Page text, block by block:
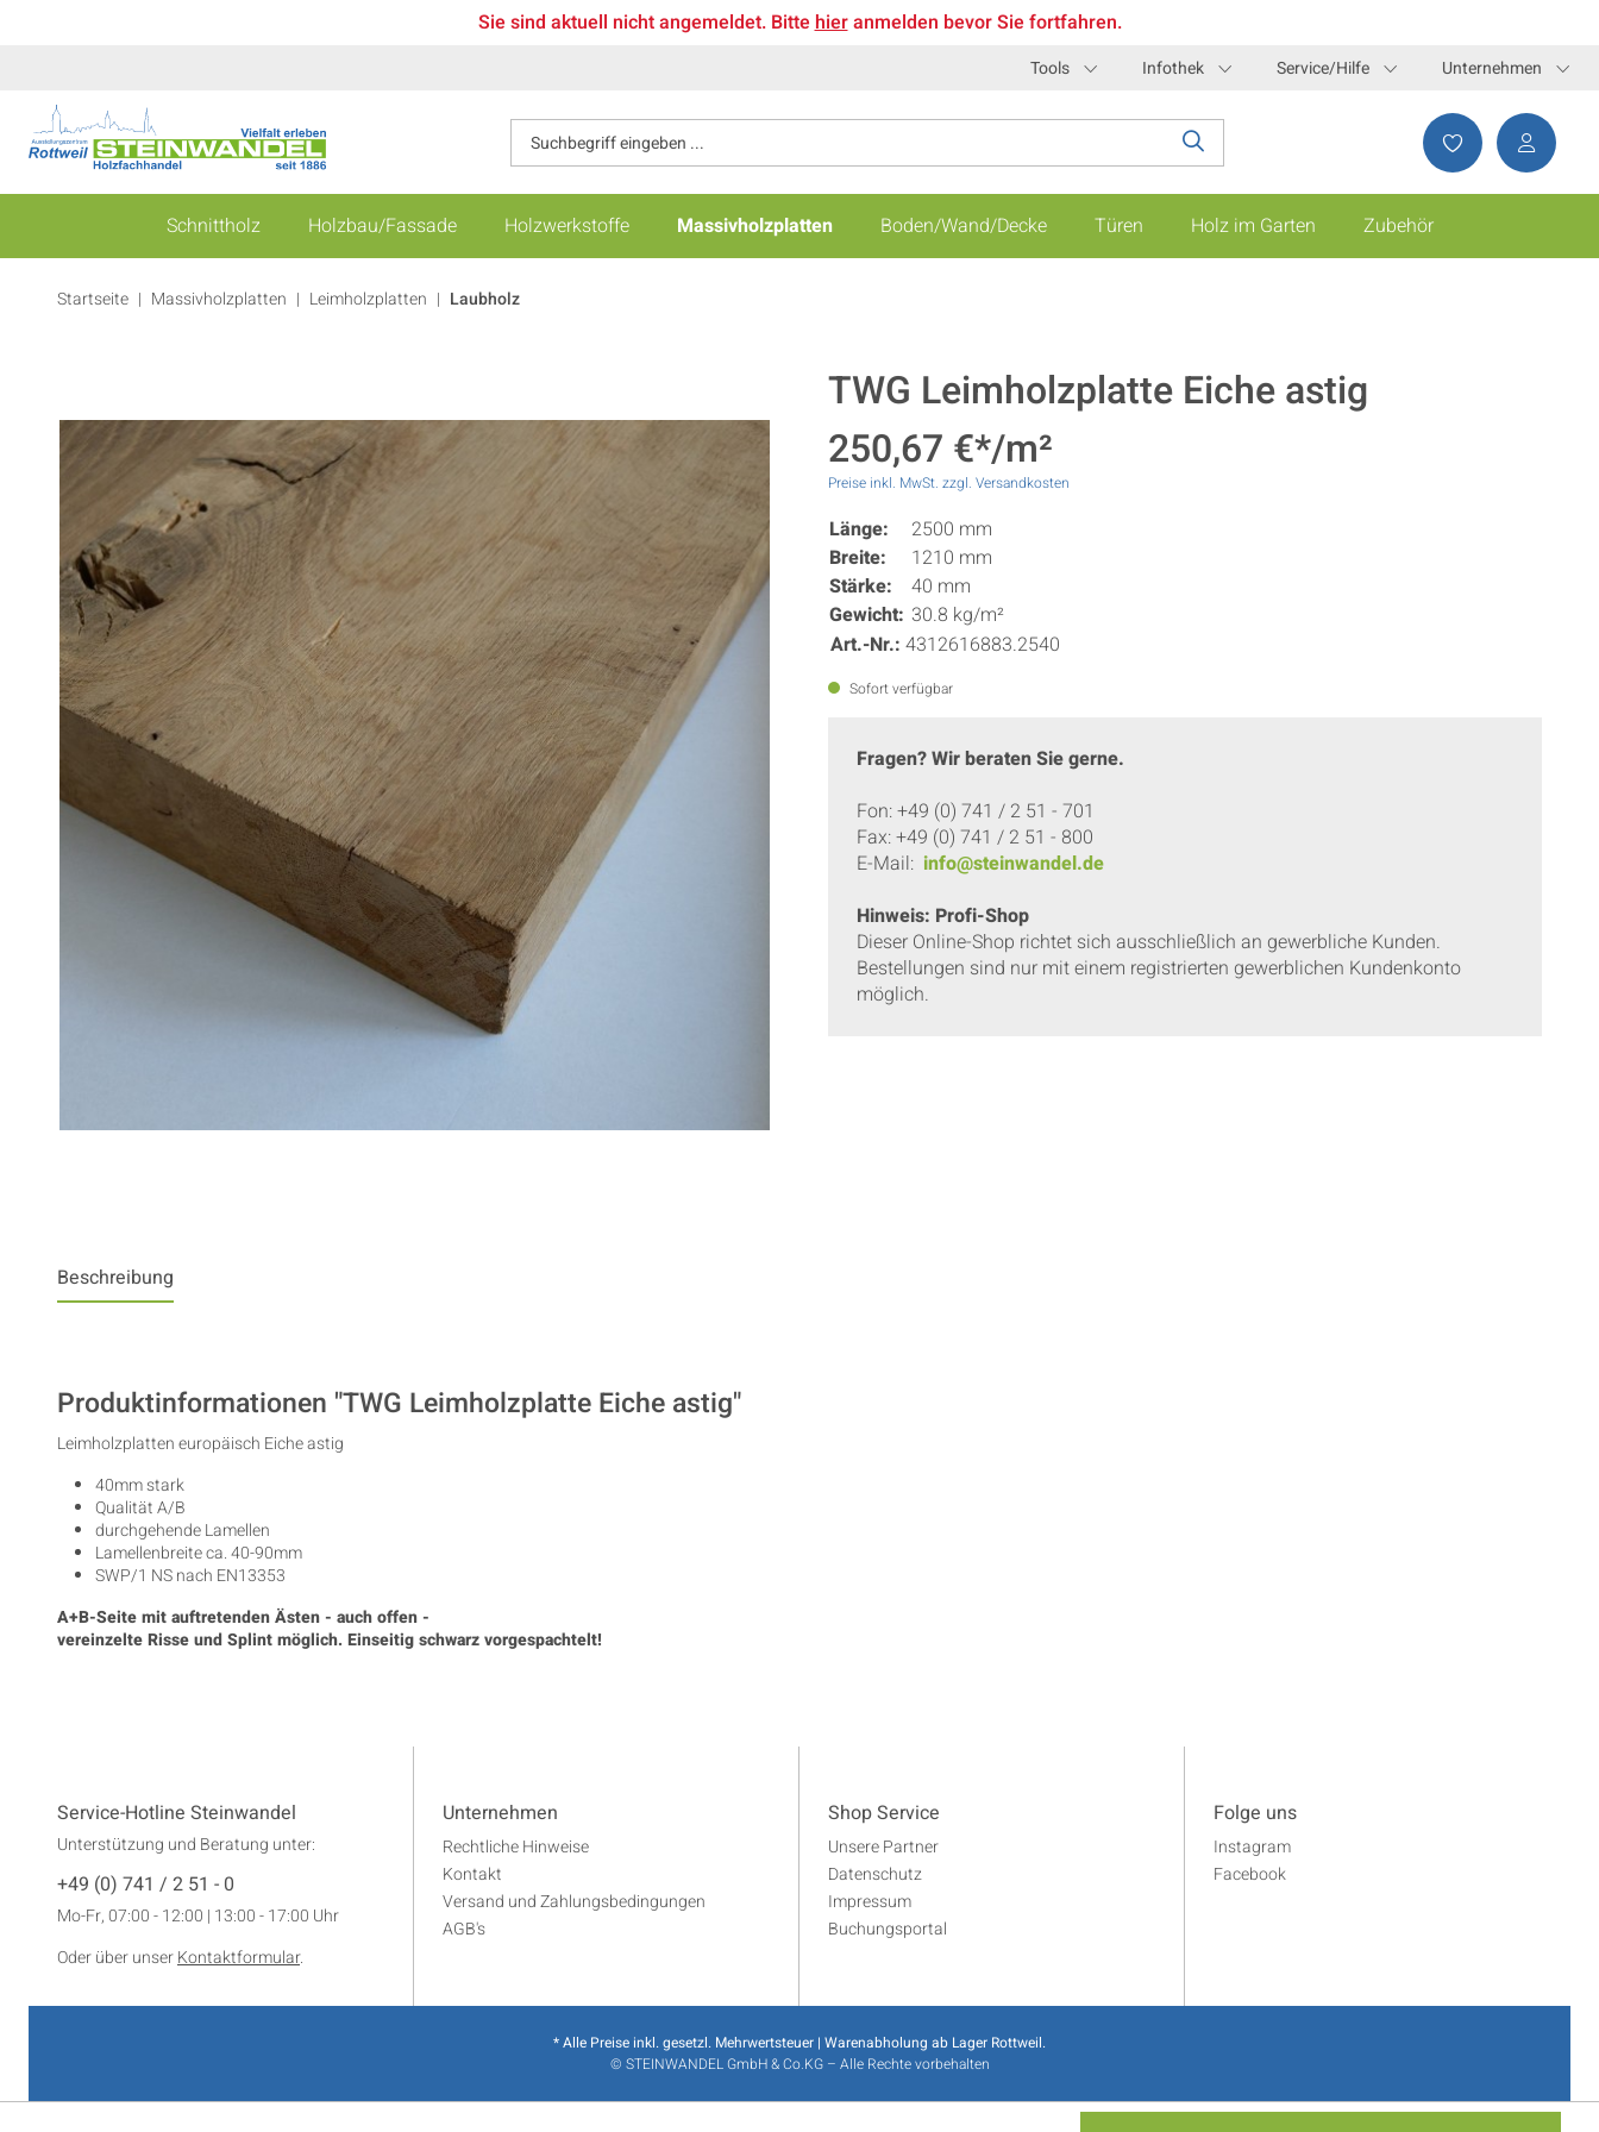
Sie sind aktuell nicht angemeldet. Bittehieranmelden bevor Sie fortfahren.
Tools Infothek Service/Hilfe Unternehmen
Schnittholz Holzbau/Fassade Holzwerkstoffe Massivholzplatten Boden/Wand/Decke Türen Holz im Garten Zubehör
Startseite Massivholzplatten | Leimholzplatten | Laubholz
TWG Leimholzplatte Eiche astig
250,67 €*/m²
Preise inkl. MwSt. zzgl. Versandkosten
Länge:
2500 mm
Breite:
1210 mm
Stärke:
40 mm
Gewicht: 30.8 kg/m²
Art.-Nr.: 4312616883.2540
Sofort verfügbar
Fragen? Wir beraten Sie gerne.
Fon: +49 (0) 741 / 2 51 - 701
Fax: +49 (0) 741 / 2 51 - 800
E-Mail: info@steinwandel.de
Hinweis: Profi-Shop
Dieser Online-Shop richtet sich ausschließlich an gewerbliche Kunden.
Bestellungen sind nur mit einem registrierten gewerblichen Kundenkonto
möglich.
Beschreibung
Produktinformationen "TWG Leimholzplatte Eiche astig"
Leimholzplatten europäisch Eiche astig
40mm stark
Qualität A/B
durchgehende Lamellen
Lamellenbreite ca. 40-90mm
SWP/1 NS nach EN13353
A+B-Seite mit auftretenden Ästen - auch offen -
vereinzelte Risse und Splint möglich. Einseitig schwarz vorgespachtelt!
Service-Hotline Steinwandel
Unterstützung und Beratung unter:
+49 (0) 741 / 2 51 - 0
Mo-Fr, 07:00 - 12:00 | 13:00 - 17:00 Uhr
Oder über unserKontaktformular.
Unternehmen
Rechtliche Hinweise
Kontakt
Versand und Zahlungsbedingungen
AGB's
Shop Service
Unsere Partner
Datenschutz
Impressum
Buchungsportal
Folge uns
Instagram
Facebook
* Alle Preise inkl. gesetzl. Mehrwertsteuer | Warenabholung ab Lager Rottweil.
© STEINWANDEL GmbH & Co.KG – Alle Rechte vorbehalten